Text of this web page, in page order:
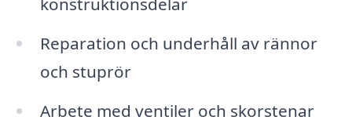
Reparation och underhåll av rännor
och stuprör
Arbete med ventiler och skorstenar